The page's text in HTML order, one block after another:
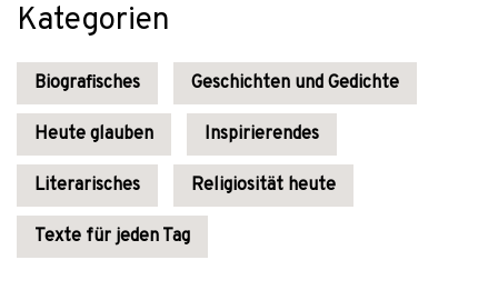
Kategorien
Biografisches Geschichten und Gedichte
Heute glauben Inspirierendes
Literarisches Religiosität heute
Texte für jeden Tag